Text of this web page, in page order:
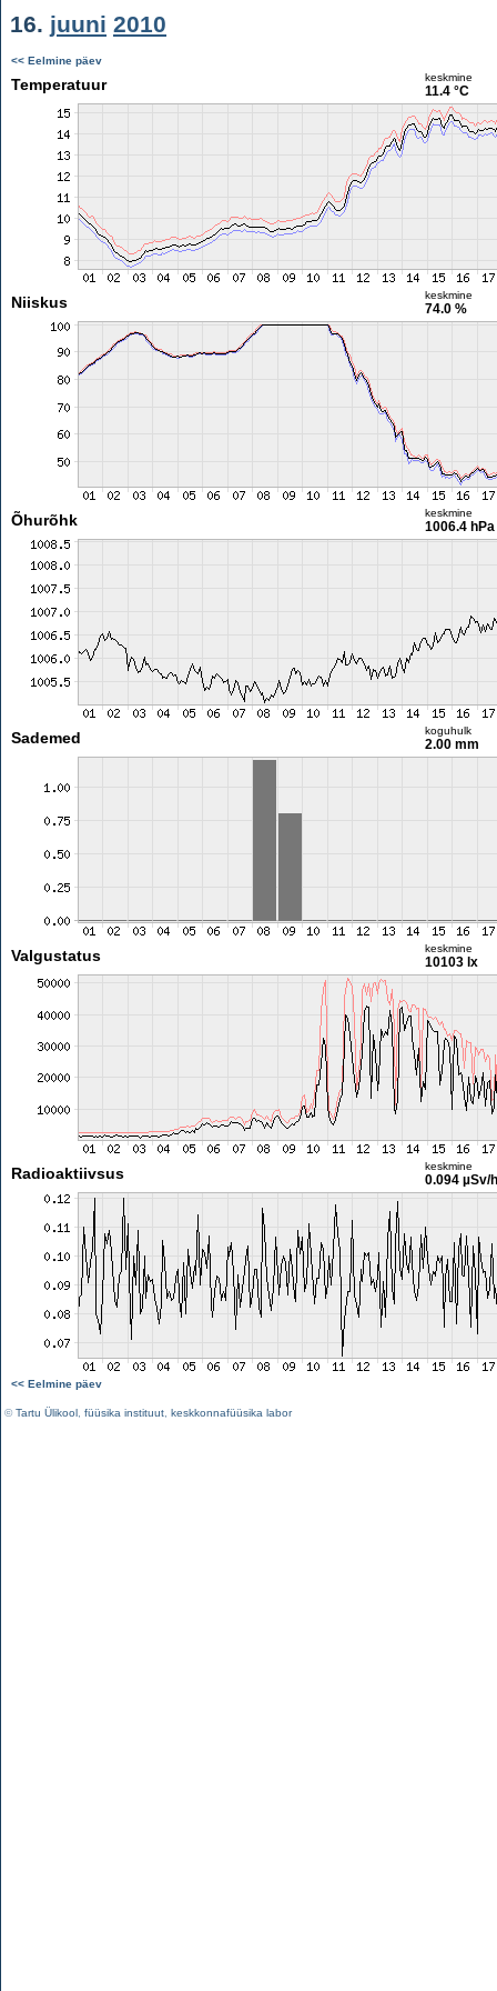
16. juuni 2010
<< Eelmine päev
Temperatuur keskmine
11.4 °C
Niiskus keskmine
74.0 %
Õhurõhk keskmine
1006.4 hPa
Sademed koguhulk
2.00 mm
Valgustatus keskmine
10103 lx
Radioaktiivsus keskmine
0.094 µSv/h
<< Eelmine päev
©Tartu Ülikool füüsika instituut keskkonnafüüsika labor